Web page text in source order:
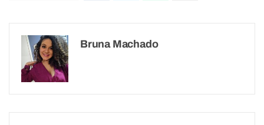
Bruna Machado